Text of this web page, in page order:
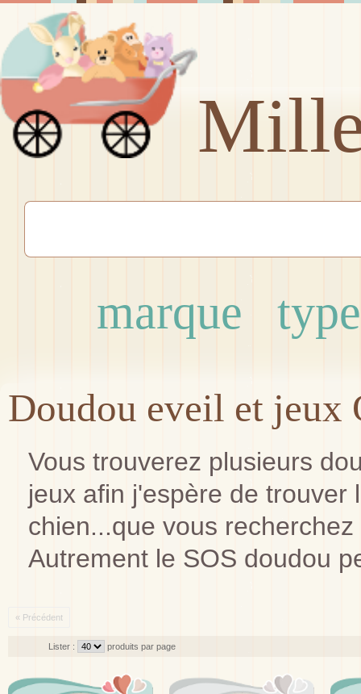
marque type
Doudou eveil et jeux
Vous trouverez plusieurs
jeux afin j'espère de trouver
chien...que vous
Autrement le SOS doudou
« Précédent
Lister : produits par page